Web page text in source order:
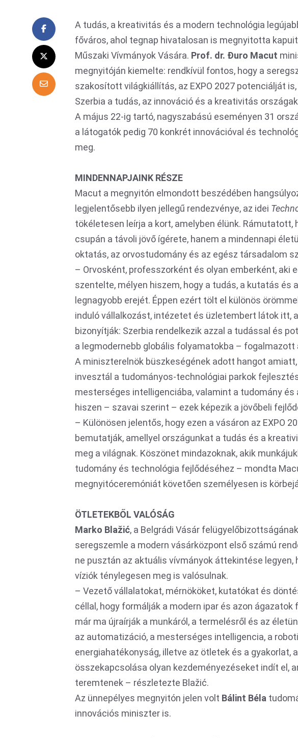
A tudás, a kreativitás és a modern technológia
főváros, ahol tegnap hivatalosan is megnyitotta
Műszaki Vívmányok Vására. Prof. dr. Đuro Macut
megnyitóján kiemelte: rendkívül fontos, hogy a
szakosított világkiállítás, az EXPO 2027 potenciálját
Szerbia a tudás, az innováció és a kreativitás
A május 22-ig tartó, nagyszabású eseményen 31
a látogatók pedig 70 konkrét innovációval és
meg.
MINDENNAPJAINK RÉSZE
Macut a megnyitón elmondott beszédében
legjelentősebb ilyen jellegű rendezvénye, az idei
tökéletesen leírja a kort, amelyben élünk. Rámutatott,
csupán a távoli jövő ígérete, hanem a mindennapi
oktatás, az orvostudomány és az egész társadalom
– Orvosként, professzorként és olyan emberként, aki
szentelte, mélyen hiszem, hogy a tudás, a kutatás és
legnagyobb erejét. Éppen ezért tölt el különös
induló vállalkozást, intézetet és üzletembert látok itt,
bizonyítják: Szerbia rendelkezik azzal a tudással és
a legmodernebb globális folyamatokba – fogalmazott
A miniszterelnök büszkeségének adott hangot
invesztál a tudományos-technológiai parkok
mesterséges intelligenciába, valamint a tudomány
hiszen – szavai szerint – ezek képezik a jövőbeli
– Különösen jelentős, hogy ezen a vásáron az EXPO
bemutatják, amellyel országunkat a tudás és a
meg a világnak. Köszönet mindazoknak, akik
tudomány és technológia fejlődéséhez – mondta
megnyitóceremóniát követően személyesen is
ÖTLETEKBŐL VALÓSÁG
Marko Blažić, a Belgrádi Vásár
seregszemle a modern vásárközpont első számú
ne pusztán az aktuális vívmányok áttekintése legyen,
víziók ténylegesen meg is valósulnak.
– Vezető vállalatokat, mérnököket, kutatókat és
céllal, hogy formálják a modern ipar és azon
már ma újraírják a munkáról, a termelésről és az
az automatizáció, a mesterséges intelligencia, a
energiahatékonyság, illetve az ötletek és a gyakorlat,
összekapcsolása olyan kezdeményezéseket indít el,
teremtenek – részletezte Blažić.
Az ünnepélyes megnyitón jelen volt Bálint Béla
innovációs miniszter is.